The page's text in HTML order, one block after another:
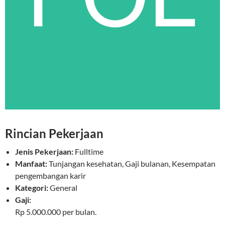
Rincian Pekerjaan
Jenis Pekerjaan: Fulltime
Manfaat:Tunjangan kesehatan, Gaji bulanan, Kesempatan
pengembangan karir
Kategori:General
Gaji:
Rp 5.000.000 per bulan.